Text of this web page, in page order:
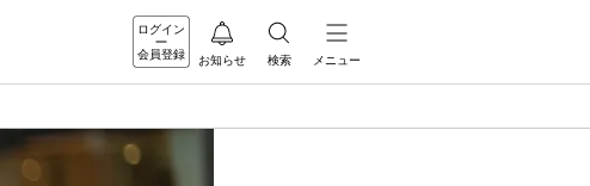
ログイン
会員登録
お知らせ 検索 メニュー